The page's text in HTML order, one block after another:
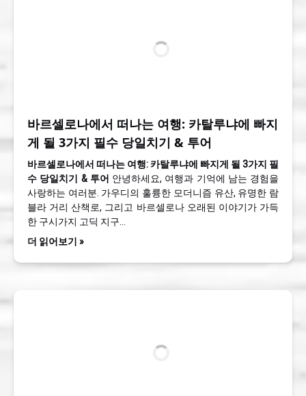
바르셀로나에서 떠나는 여행: 카탈루냐에 빠지
게 될 3가지 필수 당일치기 & 투어
바르셀로나에서 떠나는 여행: 카탈루냐에 빠지게 될 3가지 필
수 당일치기 & 투어 안녕하세요, 여행과 기억에 남는 경험을
사랑하는 여러분. 가우디의 훌륭한 모더니즘 유산, 유명한 람
블라 거리 산책로, 그리고 바르셀로나 오래된 이야기가 가득
한 구시가지 고딕 지구…
더 읽어보기 »